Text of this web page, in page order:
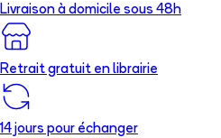
Livraison à domicile sous 48h
Retrait gratuit en librairie
14 jours pour échanger